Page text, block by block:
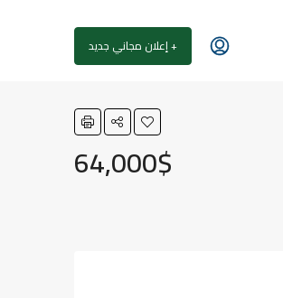
+ إعلان مجاني جديد
64,000$